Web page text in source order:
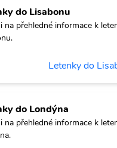
do Lisabonu
na přehledné informace k
Letenky do
do Londýna
na přehledné informace k